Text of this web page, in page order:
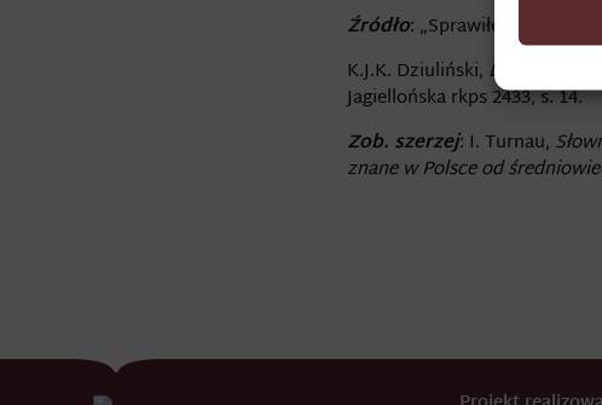
Źródło: „Sprawiłem mu
K.J.K. Dziuliński, Diariusz
Jagiellońska rkps 2433, s. 14.
Zob. szerzej: I. Turnau,
znane w Polsce od